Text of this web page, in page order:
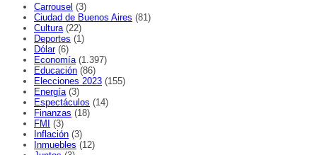
Carrousel (3)
Ciudad de Buenos Aires (81)
Cultura (22)
Deportes (1)
Dólar(6)
Economía (1.397)
Educación (86)
Elecciones 2023 (155)
Energía (3)
Espectáculos (14)
Finanzas (18)
FMI
(3)
Inflación (3)
Inmuebles (12)